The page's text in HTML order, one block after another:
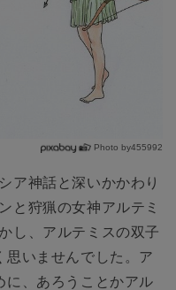
Photo by455992
ア神話と深いかかわり
と狩猟の女神アルテミ
し、アルテミスの双子
思いませんでした。ア
に、あろうことかアル